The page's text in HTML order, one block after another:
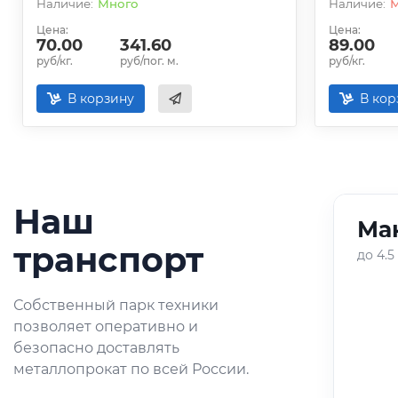
Много
Цена:
70.00
руб/кг.
341.60
руб/пог. м.
В корзину
Цена:
89.00
руб/кг.
В
Наш
транспорт
Собственный парк техники
позволяет оперативно и
безопасно доставлять
металлопрокат по всей России.
Оперативная доставка
небольших партий
металлопроката по городу и
области.
до 4.5